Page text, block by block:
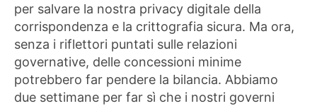
per salvare la nostra privacy digitale della
corrispondenza e la crittografia sicura. Ma ora,
senza i riflettori puntati sulle relazioni
governative, delle concessioni minime
potrebbero far pendere la bilancia. Abbiamo
due settimane per far sì che i nostri governi